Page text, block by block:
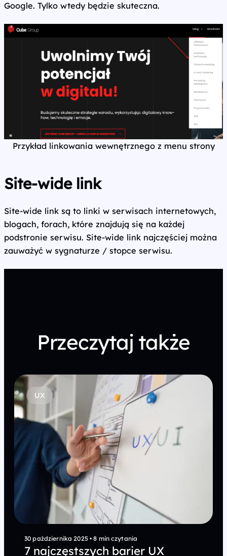
Google. Tylko wtedy będzie skuteczna.
Przykład linkowania wewnętrznego z menu strony
Site-wide link
Site-wide link są to linki w serwisach internetowych,
blogach, forach, które znajdują się na każdej
podstronie serwisu. Site-wide link najczęściej można
zauważyć w sygnaturze / stopce serwisu.
Przeczytaj także
UX
30 października 2025 • 8 min czytania
7 najczęstszych barier UX